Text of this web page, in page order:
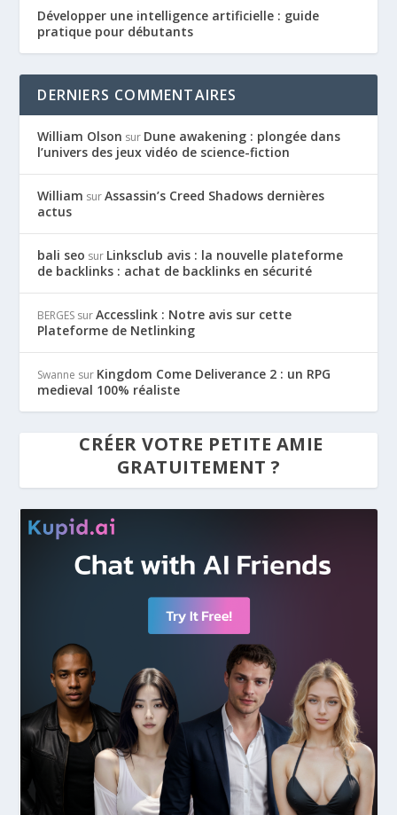
Développer une intelligence artificielle : guide
pratique pour débutants
DERNIERS COMMENTAIRES
William Olson sur Dune awakening : plongée dans
l’univers des jeux vidéo de science-fiction
William surAssassin’s Creed Shadows dernières
actus
bali seo sur Linksclub avis : la nouvelle plateforme
de backlinks : achat de backlinks en sécurité
BERGES surAccesslink : Notre avis sur cette
Plateforme de Netlinking
Swanne sur Kingdom Come Deliverance 2 : un RPG
medieval 100% réaliste
CRÉER VOTRE PETITE AMIE
GRATUITEMENT ?